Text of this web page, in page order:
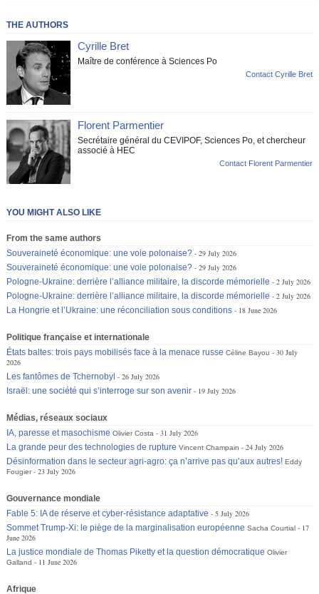
THE AUTHORS
Cyrille Bret
Maître de conférence à Sciences Po
Contact Cyrille Bret
Florent Parmentier
Secrétaire général du CEVIPOF, Sciences Po, et chercheur
associé à HEC
Contact Florent Parmentier
YOU MIGHT ALSO LIKE
From the same authors
Souveraineté économique: une voie polonaise?
29 July 2026
Souveraineté économique: une voie polonaise?
29 July 2026
Pologne-Ukraine: derrière l’alliance militaire, la discorde mémorielle
2 July 2026
Pologne-Ukraine: derrière l’alliance militaire, la discorde mémorielle
2 July 2026
La Hongrie et l’Ukraine: une réconciliation sous conditions
18 June 2026
Politique française et internationale
États baltes: trois pays mobilisés face à la menace russe Céline Bayou
30 July
2026
Les fantômes de Tchernobyl
26 July 2026
Israël: une société qui s’interroge sur son avenir
19 July 2026
Médias, réseaux sociaux
IA, paresse et masochisme Olivier Costa
31 July 2026
La grande peur des technologies de rupture Vincent Champain
24 July 2026
Désinformation dans le secteur agri-agro: ça n’arrive pas qu’aux autres! Eddy
Fougier
23 July 2026
Gouvernance mondiale
Fable 5: IA de réserve et cyber-résistance adaptative
5 July 2026
Sommet Trump-Xi: le piège de la marginalisation européenne Sacha Courtial
17
June 2026
La justice mondiale de Thomas Piketty et la question démocratique Olivier
Galland
11 June 2026
Afrique